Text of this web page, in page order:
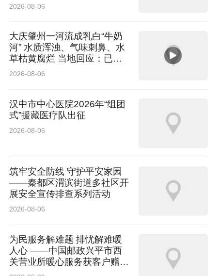
2026-08-06
大庆肇州一河流成乳白“牛奶
河” 水质浑浊、气味刺鼻、水
草枯黄腐烂 当地回应：已介
入排查
2026-08-06
汉中市中心医院2026年“组团
式”援藏医疗队出征
2026-08-06
筑牢安全防线 守护平安家园
——秦都区渭滨街道多社区开
展安全宣传排查系列活动
2026-08-06
为民服务解难题 排忧解难暖
人心 ——中国邮政兴平市西
关营业所暖心服务获客户赠送
锦旗